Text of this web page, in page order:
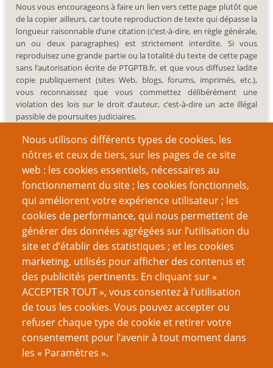
Nous utilisons différents types de cookies, les
nôtres et ceux de tiers, sur les pages de ce site
web : les cookies essentiels, nécessaires au
fonctionnement du site ; les cookies fonctionnels,
qui améliorent votre expérience utilisateur ; les
cookies de performance, qui nous permettent de
générer des données agrégées sur l’utilisation du
site et d’établir des statistiques ; et les cookies
marketing, utilisés pour afficher des contenus et
des publicités pertinents. En cliquant sur «
ACCEPTER TOUT », vous consentez à l’utilisation
de tous les cookies. Vous pouvez accepter ou
refuser chaque type de cookie et retirer votre
consentement pour l’avenir à tout moment dans
les « Paramètres ».
Nous vous encourageons à faire un lien vers cette page plutôt que
de la copier ailleurs, car toute reproduction de texte qui dépasse la
longueur raisonnable d’une citation (c’est-à-dire, en règle générale,
un ou deux paragraphes) est strictement interdite. Si vous
reproduisez une grande partie ou la totalité du texte de cette page
sans l’autorisation écrite de PTGPTB.fr, et que vous diffusez ladite
copie publiquement (sites Web, blogs, forums, imprimés, etc.),
vous reconnaissez que vous commettez délibérément une
violation des lois sur le droit d’auteur, c’est-à-dire un acte illégal
passible de poursuites judiciaires.
Recherche
Nom d'utilisateur
Mot de passe